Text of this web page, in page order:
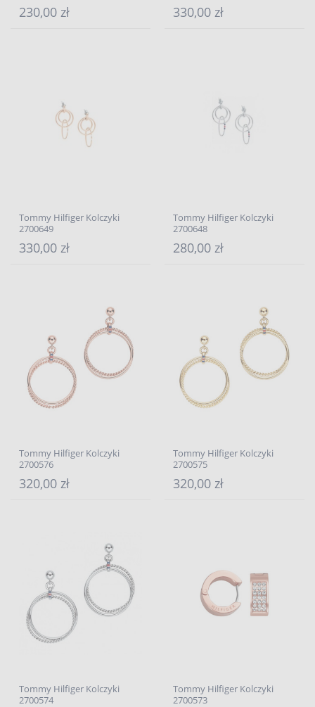
230,00 zł 330,00 zł
Tommy Hilfiger Kolczyki
2700649
330,00 zł
Tommy Hilfiger Kolczyki
2700648
280,00 zł
Tommy Hilfiger Kolczyki
2700576
320,00 zł
Tommy Hilfiger Kolczyki
2700575
320,00 zł
Tommy Hilfiger Kolczyki
2700574
Tommy Hilfiger Kolczyki
2700573